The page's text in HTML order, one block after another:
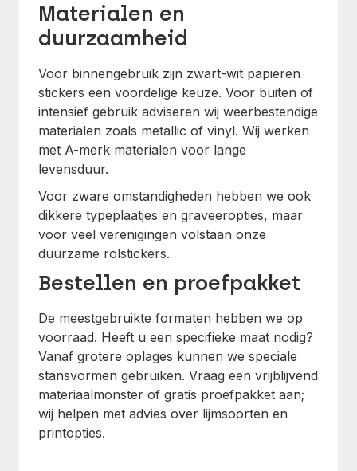
Materialen en
duurzaamheid
Voor binnengebruik zijn zwart-wit papieren
stickers een voordelige keuze. Voor buiten of
intensief gebruik adviseren wij weerbestendige
materialen zoals metallic of vinyl. Wij werken
met A-merk materialen voor lange
levensduur.
Voor zware omstandigheden hebben we ook
dikkere typeplaatjes en graveeropties, maar
voor veel verenigingen volstaan onze
duurzame rolstickers.
Bestellen en proefpakket
De meestgebruikte formaten hebben we op
voorraad. Heeft u een specifieke maat nodig?
Vanaf grotere oplages kunnen we speciale
stansvormen gebruiken. Vraag een vrijblijvend
materiaalmonster of gratis proefpakket aan;
wij helpen met advies over lijmsoorten en
printopties.